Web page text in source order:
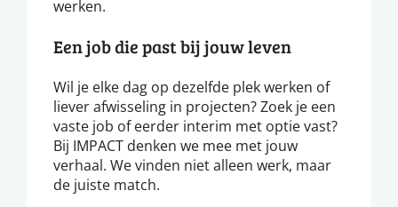
werken.
Een job die past bij jouw leven
Wil je elke dag op dezelfde plek werken of
liever afwisseling in projecten? Zoek je een
vaste job of eerder interim met optie vast?
Bij IMPACT denken we mee met jouw
verhaal. We vinden niet alleen werk, maar
de juiste match.